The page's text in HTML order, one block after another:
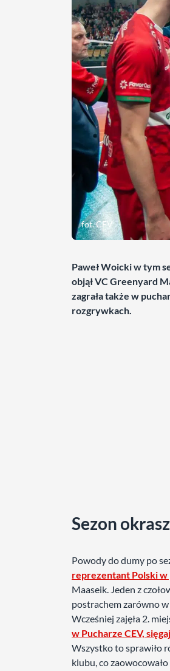
fot. CEV
Paweł Woicki w tym
objął VC Greenyard
zagrała także w
rozgrywkach.
Sezon
Powody do dumy po
reprezentant Polski w
Maaseik. Jeden z
postrachem zarówno
Wcześniej zajęła 2.
w Pucharze CEV,
Wszystko to sprawiło
klubu, co